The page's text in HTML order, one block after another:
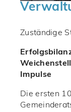
Zuständige
Impulse
Die ersten